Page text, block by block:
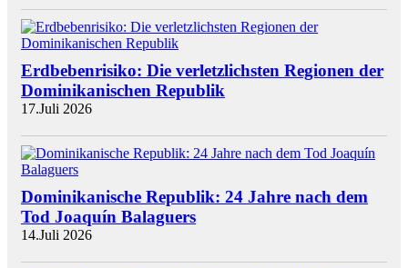
Erdbebenrisiko: Die verletzlichsten Regionen der
Dominikanischen Republik
17.Juli 2026
Dominikanische Republik: 24 Jahre nach dem
Tod Joaquín Balaguers
14.Juli 2026